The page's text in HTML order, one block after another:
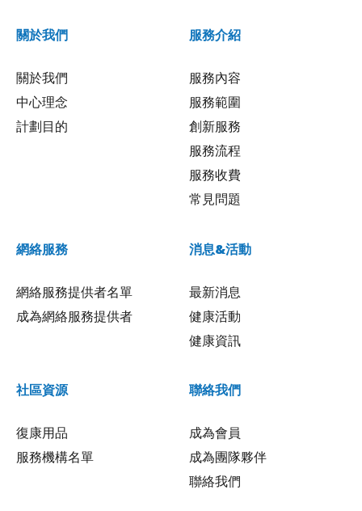
關於我們
關於我們
中心理念
計劃目的
服務介紹
服務內容
服務範圍
創新服務
服務流程
服務收費
常見問題
網絡服務
網絡服務提供者名單
成為網絡服務提供者
消息&活動
最新消息
健康活動
健康資訊
社區資源
復康用品
服務機構名單
聯絡我們
成為會員
成為團隊夥伴
聯絡我們